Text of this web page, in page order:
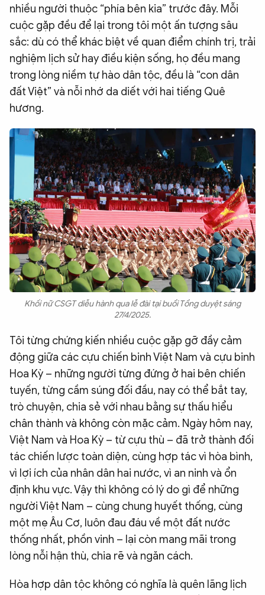
nhiều người thuộc “phía bên kia” trước đây. Mỗi
cuộc gặp đều để lại trong tôi một ấn tượng sâu
sắc: dù có thể khác biệt về quan điểm chính trị, trải
nghiệm lịch sử hay điều kiện sống, họ đều mang
trong lòng niềm tự hào dân tộc, đều là “con dân
đất Việt” và nỗi nhớ da diết với hai tiếng Quê
hương.
Khối nữ CSGT diễu hành qua lễ đài tại buổi Tổng duyệt sáng
27/4/2025.
Tôi từng chứng kiến nhiều cuộc gặp gỡ đầy cảm
động giữa các cựu chiến binh Việt Nam và cựu binh
Hoa Kỳ – những người từng đứng ở hai bên chiến
tuyến, từng cầm súng đối đầu, nay có thể bắt tay,
trò chuyện, chia sẻ với nhau bằng sự thấu hiểu
chân thành và không còn mặc cảm. Ngày hôm nay,
Việt Nam và Hoa Kỳ – từ cựu thù – đã trở thành đối
tác chiến lược toàn diện, cùng hợp tác vì hòa bình,
vì lợi ích của nhân dân hai nước, vì an ninh và ổn
định khu vực. Vậy thì không có lý do gì để những
người Việt Nam – cùng chung huyết thống, cùng
một mẹ Âu Cơ, luôn đau đáu về một đất nước
thống nhất, phồn vinh – lại còn mang mãi trong
lòng nỗi hận thù, chia rẽ và ngăn cách.
Hòa hợp dân tộc không có nghĩa là quên lãng lịch